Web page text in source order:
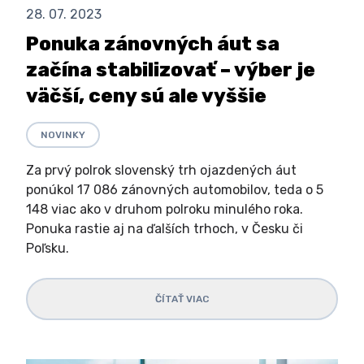
28. 07. 2023
Ponuka zánovných áut sa
začína stabilizovať – výber je
väčší, ceny sú ale vyššie
NOVINKY
Za prvý polrok slovenský trh ojazdených áut
ponúkol 17 086 zánovných automobilov, teda o 5
148 viac ako v druhom polroku minulého roka.
Ponuka rastie aj na ďalších trhoch, v Česku či
Poľsku.
ČÍTAŤ VIAC